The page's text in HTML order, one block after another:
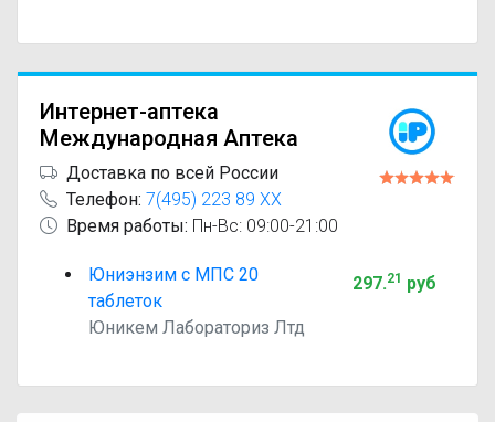
Интернет-аптека
Международная Аптека
Доставка по всей России
Телефон: 7(495) 223 89 XX
Время работы: Пн-Вс: 09:00-21:00
Юниэнзим с МПС 20
таблеток
Юникем Лабораториз Лтд
297.21 руб